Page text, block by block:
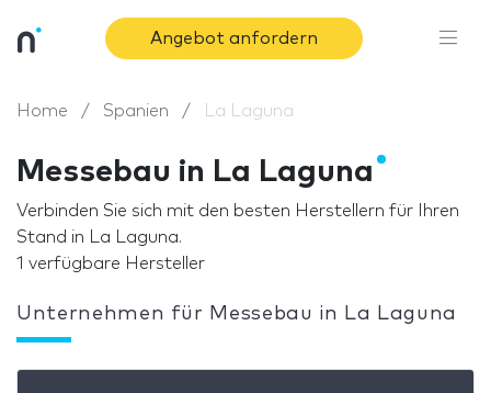
Angebot anfordern
Home Spanien La Laguna
Messebau in La Laguna
Verbinden Sie sich mit den besten Herstellern für Ihren
Stand in La Laguna.
1 verfügbare Hersteller
Unternehmen für Messebau in La Laguna